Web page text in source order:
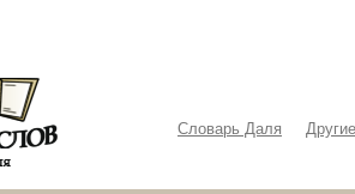
Словарь Даля